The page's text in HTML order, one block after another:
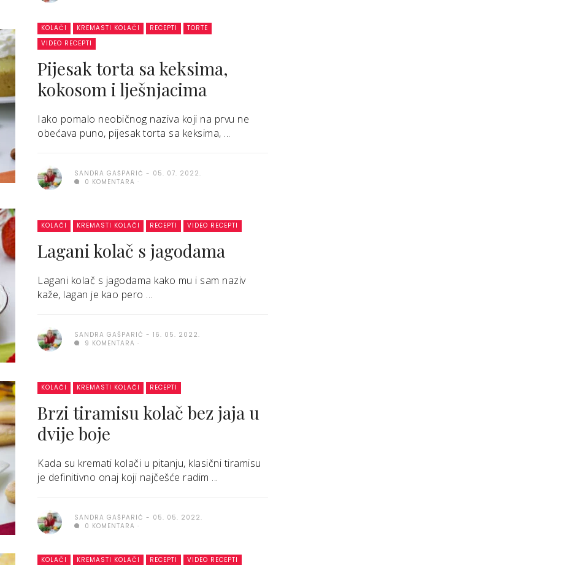
KOLAČI KREMASTI KOLAČI RECEPTI
TORTE
VIDEO RECEPTI
Pijesak torta sa keksima,
kokosom i lješnjacima
Iako pomalo neobičnog naziva koji na prvu ne
obećava puno, pijesak torta sa keksima, ...
SANDRA GAŠPARIĆ
05. 07. 2022.
0 KOMENTARA
KOLAČI KREMASTI KOLAČI RECEPTI VIDEO RECEPTI
Lagani kolač s jagodama
Lagani kolač s jagodama kako mu i sam naziv
kaže, lagan je kao pero ...
SANDRA GAŠPARIĆ
16. 05. 2022.
9 KOMENTARA
KOLAČI KREMASTI KOLAČI RECEPTI
Brzi tiramisu kolač bez jaja u
dvije boje
Kada su kremati kolači u pitanju, klasični tiramisu
je definitivno onaj koji najčešće radim ...
SANDRA GAŠPARIĆ
05. 05. 2022.
0 KOMENTARA
KOLAČI KREMASTI KOLAČI RECEPTI VIDEO RECEPTI